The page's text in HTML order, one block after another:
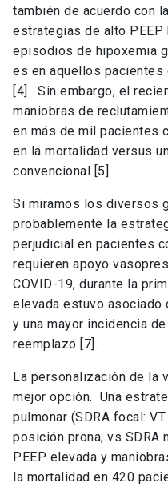
también de acuerdo con
estrategias de alto
episodios de hipoxemia
es en aquellos pacientes
[4]. Sin embargo, el
maniobras de
en más de mil pacientes
en la mortalidad versus
convencional [5].
Si miramos los diversos
probablemente la
perjudicial en pacientes
requieren apoyo
COVID-19, durante la
elevada estuvo asociado
y una mayor incidencia
reemplazo [7].
La personalización de la
mejor opción. Una
pulmonar (SDRA focal:
posición prona; vs SDRA
PEEP elevada y
la mortalidad en 420